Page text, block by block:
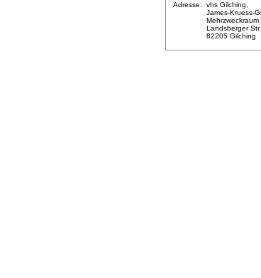
Adresse:
vhs Gilching,
James-Kruess-
Mehrzweckraum
Landsberger
82205 Gilching